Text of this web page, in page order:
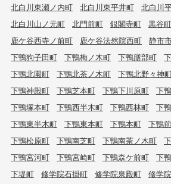
北白川東瀬ノ内町
北白川東平井町 北白川
北白川山ノ元町
北門前町 銀閣寺町 黒谷町
鹿ケ谷西寺ノ前町
鹿ケ谷法然院西町 静市
下鴨狗子田町
下鴨梅ノ木町 下鴨膳部町
下鴨北園町
下鴨北茶ノ木町 下鴨北野々神
下鴨神殿町
下鴨芝本町 下鴨下川原町 下
下鴨塚本町
下鴨西半木町 下鴨西林町 下
下鴨東半木町
下鴨東本町 下鴨本町 下鴨
下鴨松原町
下鴨南芝町 下鴨南茶ノ木町
下鴨宮河町
下鴨宮崎町 下鴨森ケ前町 下
下堤町
修学院石掛町 修学院泉殿町 修学